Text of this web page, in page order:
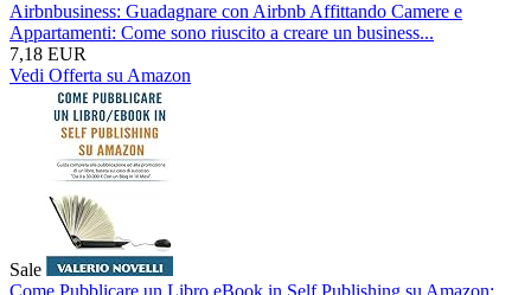
Airbnbusiness: Guadagnare con Airbnb Affittando Camere e
Appartamenti: Come sono riuscito a creare un business...
7,18 EUR
Vedi Offerta su Amazon
Sale